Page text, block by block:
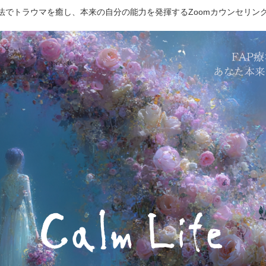
でトラウマを癒し、本来の自分の能力を発揮するZoomカウンセリン